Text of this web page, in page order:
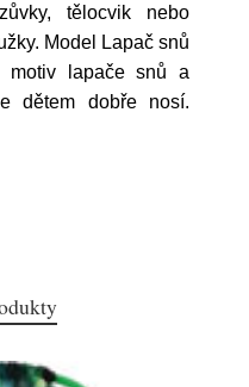
tělocvik nebo
Model Lapač snů
motiv lapače snů a
dětem dobře nosí.